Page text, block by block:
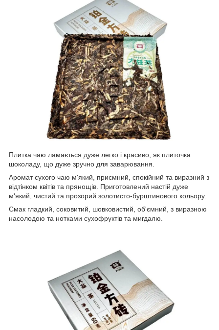
Плитка чаю ламається дуже легко і красиво, як плиточка
шоколаду, що дуже зручно для заварювання.
Аромат сухого чаю м'який, приємний, спокійний та виразний з
відтінком квітів та прянощів. Приготовлений настій дуже
м'який, чистий та прозорий золотисто-бурштинового кольору.
Смак гладкий, соковитий, шовковистий, об'ємний, з виразною
насолодою та нотками сухофруктів та мигдалю.